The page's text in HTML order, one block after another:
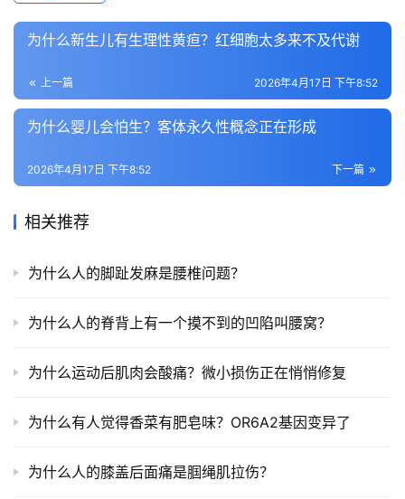
为什么新生儿有生理性黄疸？红细胞太多来不及代谢
上一篇 2026年4月17日 下午8:52
为什么婴儿会怕生？客体永久性概念正在形成
下一篇
2026年4月17日 下午8:52
相关推荐
为什么人的脚趾发麻是腰椎问题？
为什么人的脊背上有一个摸不到的凹陷叫腰窝？
为什么运动后肌肉会酸痛？微小损伤正在悄悄修复
为什么有人觉得香菜有肥皂味？OR6A2基因变异了
为什么人的膝盖后面痛是腘绳肌拉伤？